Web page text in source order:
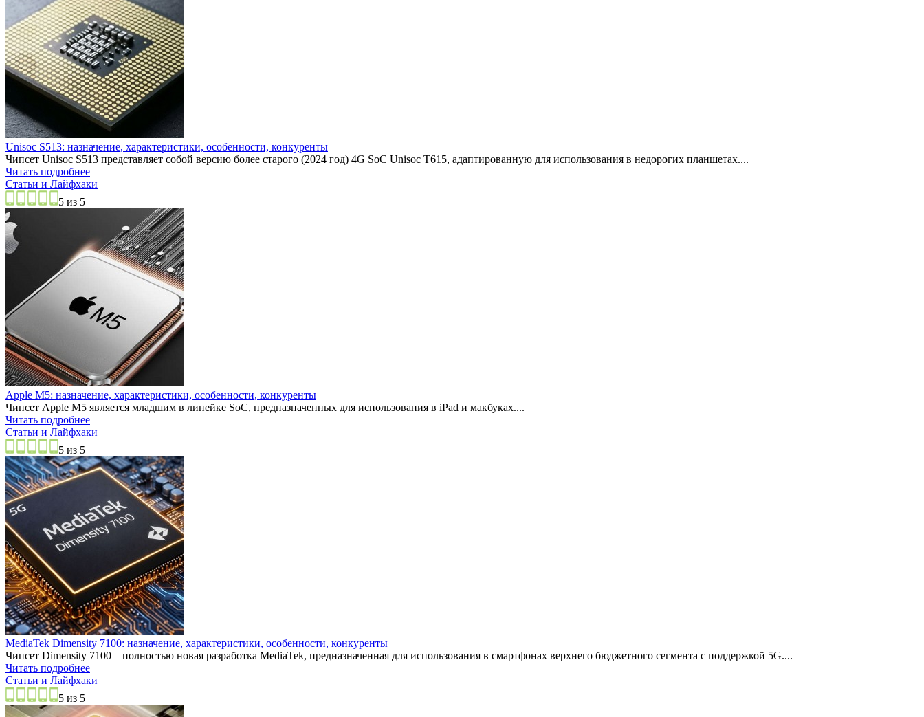
Unisoc S513: назначение, характеристики, особенности, конкуренты
Чипсет Unisoc S513 представляет собой версию более старого (2024 год) 4G SoC Unisoc T615, адаптированную для использования в недорогих планшетах....
Читать подробнее
Статьи и Лайфхаки
5 из 5
Apple M5: назначение, характеристики, особенности, конкуренты
Чипсет Apple M5 является младшим в линейке SoC, предназначенных для использования в iPad и макбуках....
Читать подробнее
Статьи и Лайфхаки
5 из 5
MediaTek Dimensity 7100: назначение, характеристики, особенности, конкуренты
Чипсет Dimensity 7100 – полностью новая разработка MediaTek, предназначенная для использования в смартфонах верхнего бюджетного сегмента с поддержкой 5G....
Читать подробнее
Статьи и Лайфхаки
5 из 5